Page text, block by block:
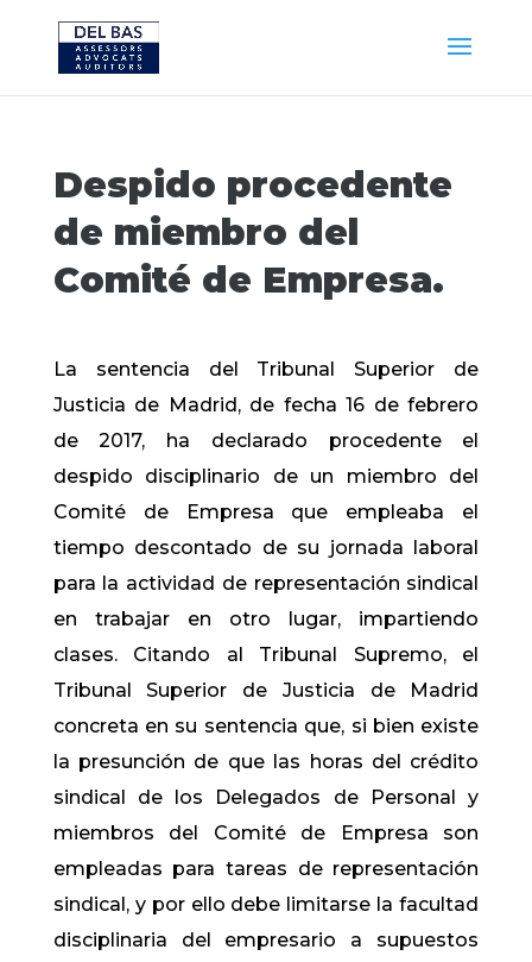
Despido procedente
de miembro del
Comité de Empresa.
La sentencia del Tribunal Superior de
Justicia de Madrid, de fecha 16 de febrero
de 2017, ha declarado procedente el
despido disciplinario de un miembro del
Comité de Empresa que empleaba el
tiempo descontado de su jornada laboral
para la actividad de representación sindical
en trabajar en otro lugar, impartiendo
clases. Citando al Tribunal Supremo, el
Tribunal Superior de Justicia de Madrid
concreta en su sentencia que, si bien existe
la presunción de que las horas del crédito
sindical de los Delegados de Personal y
miembros del Comité de Empresa son
empleadas para tareas de representación
sindical, y por ello debe limitarse la facultad
disciplinaria del empresario a supuestos